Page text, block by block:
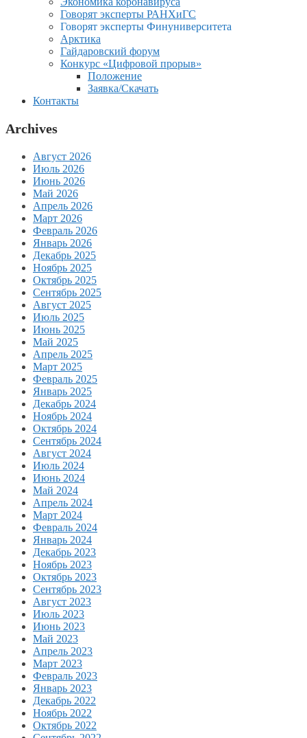
Говорят эксперты РАНХиГС
Говорят эксперты Финуниверситета
Арктика
Гайдаровский форум
Конкурс «Цифровой прорыв»
Положение
Заявка/Скачать
Контакты
Archives
Август 2026
Июль 2026
Июнь 2026
Май 2026
Апрель 2026
Март 2026
Февраль 2026
Январь 2026
Декабрь 2025
Ноябрь 2025
Октябрь 2025
Сентябрь 2025
Август 2025
Июль 2025
Июнь 2025
Май 2025
Апрель 2025
Март 2025
Февраль 2025
Январь 2025
Декабрь 2024
Ноябрь 2024
Октябрь 2024
Сентябрь 2024
Август 2024
Июль 2024
Июнь 2024
Май 2024
Апрель 2024
Март 2024
Февраль 2024
Январь 2024
Декабрь 2023
Ноябрь 2023
Октябрь 2023
Сентябрь 2023
Август 2023
Июль 2023
Июнь 2023
Май 2023
Апрель 2023
Март 2023
Февраль 2023
Январь 2023
Декабрь 2022
Ноябрь 2022
Октябрь 2022